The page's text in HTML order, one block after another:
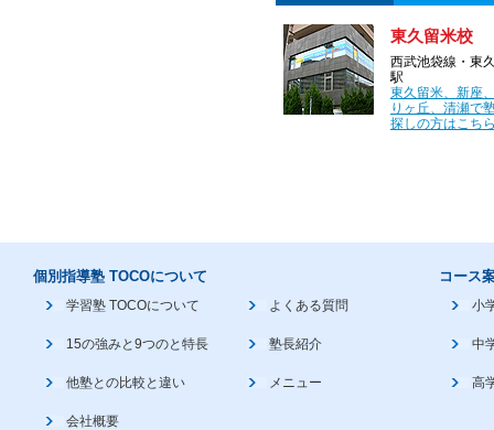
東久留米校
西武池袋線・東
駅
東久留米、新座
りヶ丘、清瀬で
探しの方はこち
個別指導塾 TOCOについて
学習塾 TOCOについて
15の強みと9つのと特長
他塾との比較と違い
会社概要
よくある質問
塾長紹介
メニュー
コース
小
中
高